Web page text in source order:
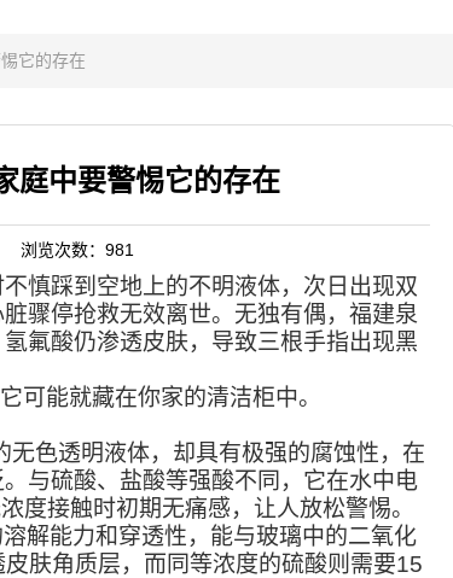
它的存在
庭中要警惕它的存在
浏览次数：981
慎踩到空地上的不明液体，次日出现双
骤停抢救无效离世。无独有偶，福建泉
氟酸仍渗透皮肤，导致三根手指出现黑
可能就藏在你家的清洁柜中。
色透明液体，却具有极强的腐蚀性，在
与硫酸、盐酸等强酸不同，它在水中电
接触时初期无痛感，让人放松警惕。
解能力和穿透性，能与玻璃中的二氧化
肤角质层，而同等浓度的硫酸则需要15